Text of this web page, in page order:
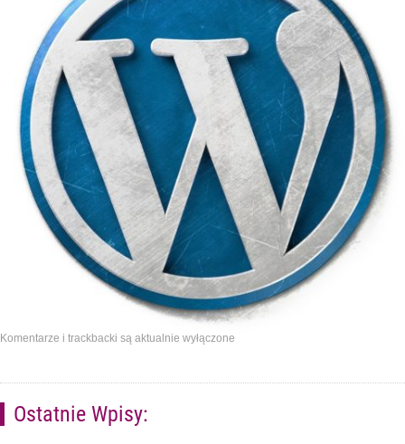
Komentarze i trackbacki są aktualnie wyłączone
Ostatnie Wpisy: